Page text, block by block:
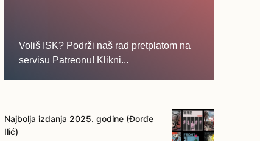
Voliš ISK? Podrži naš rad pretplatom na
servisu Patreonu! Klikni...
Najbolja izdanja 2025. godine (Đorđe
Ilić)